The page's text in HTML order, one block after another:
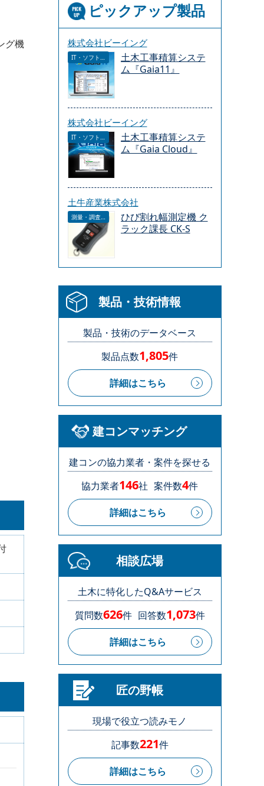
グ機
ピックアップ製品
株式会社ビーイング
IT・ソフトウェア
土木工事積算システ
ム『Gaia11』
株式会社ビーイング
IT・ソフトウェア
土木工事積算システ
ム『Gaia Cloud』
土牛産業株式会社
測量・調査・サービス
ひび割れ幅測定機 ク
ラック課長 CK-S
製品・技術情報
製品・技術のデータベース
製品点数1,805件
詳細はこちら
建コンマッチング
建コンの協力業者・案件を探せる
協力業者146社 案件数4件
詳細はこちら
相談広場
土木に特化したQ&Aサービス
質問数626件 回答数1,073件
詳細はこちら
匠の野帳
現場で役立つ読みモノ
記事数221件
詳細はこちら